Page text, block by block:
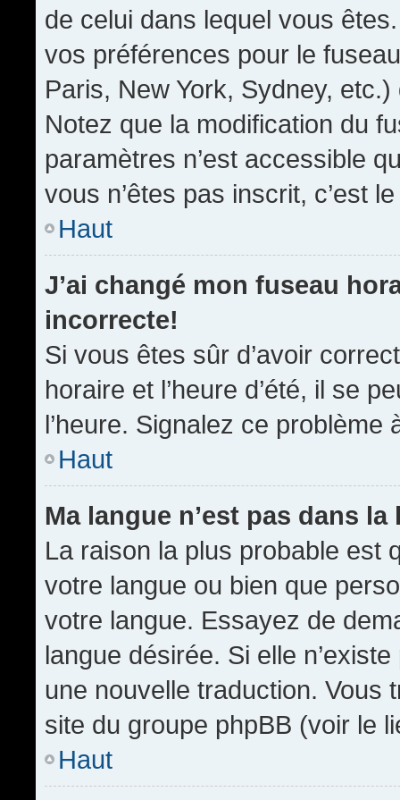
de celui dans lequel vous
vos préférences pour le
Paris, New York, Sydney,
Notez que la modification du
paramètres n’est accessible
vous n’êtes pas inscrit, c’est
Haut
J’ai changé mon fuseau
incorrecte!
Si vous êtes sûr d’avoir
horaire et l’heure d’été, il se
l’heure. Signalez ce problème
Haut
Ma langue n’est pas dans la
La raison la plus probable est
votre langue ou bien que
votre langue. Essayez de
langue désirée. Si elle
une nouvelle traduction. Vous
site du groupe phpBB (voir le
Haut